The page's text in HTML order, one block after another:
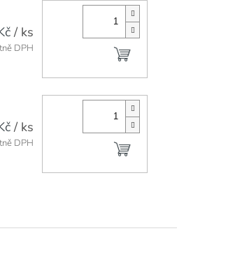
/ ks
DPH Do košíku
/ ks
DPH Do košíku